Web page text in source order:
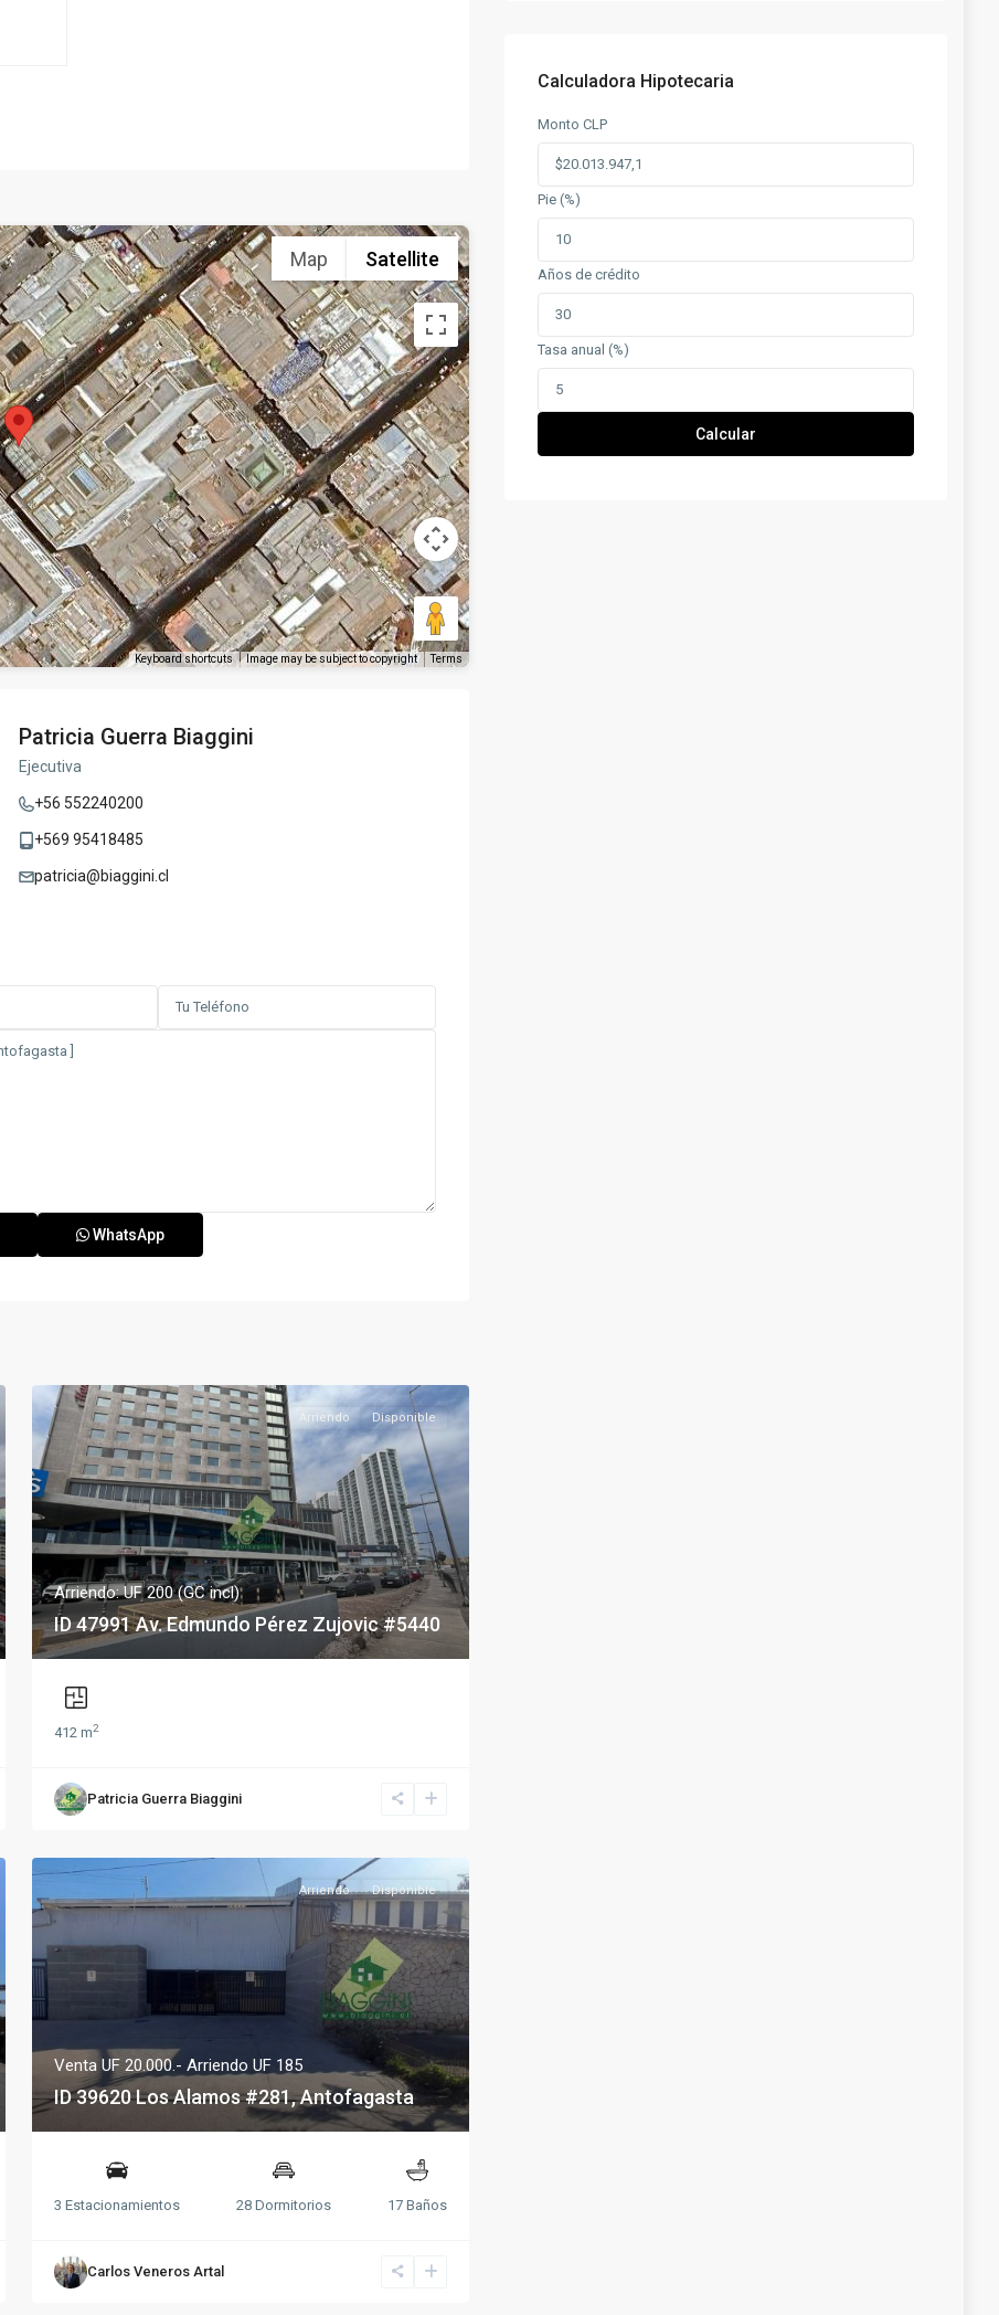
Map Satellite
Keyboard shortcuts Image may be subject to copyright Terms
Patricia Guerra Biaggini
Ejecutiva
+56 552240200
+569 95418485
patricia@biaggini.cl
WhatsApp
Arriendo Disponible
Arriendo: UF 200 (GC incl)
ID 47991 Av. Edmundo Pérez Zujovic #5440
412 m2
Patricia Guerra Biaggini
Arriendo Disponible
Venta UF 20.000.- Arriendo UF 185
ID 39620 Los Alamos #281, Antofagasta
3 Estacionamientos 28 Dormitorios 17 Baños
Carlos Veneros Artal
Calculadora Hipotecaria
Monto CLP
Pie (%)
Años de crédito
Tasa anual (%)
Calcular